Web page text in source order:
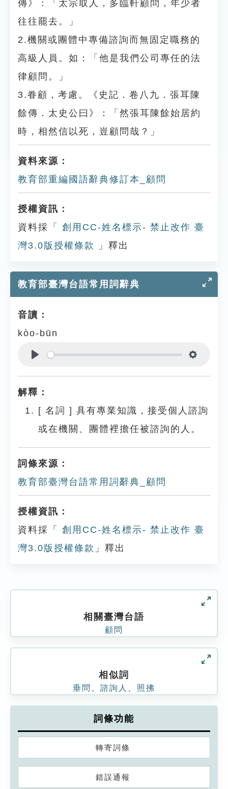
傳》：「太宗取人，多臨軒顧問，年少者
往往罷去。」
2.機關或團體中專備諮詢而無固定職務的
高級人員。如：「他是我們公司專任的法
律顧問。」
3.眷顧，考慮。《史記．卷八九．張耳陳
餘傳．太史公曰》：「然張耳陳餘始居約
時，相然信以死，豈顧問哉？」
資料來源：
教育部重編國語辭典修訂本_顧問
授權資訊：
資料採「
創用CC-姓名標示- 禁止改作 臺
灣3.0版授權條款
」釋出
教育部臺灣台語常用詞辭典
音讀：
kòo-būn
解釋：
[ 名詞 ] 具有專業知識，接受個人諮詢
或在機關、團體裡擔任被諮詢的人。
詞條來源：
教育部臺灣台語常用詞辭典_顧問
授權資訊：
資料採「
創用CC-姓名標示- 禁止改作 臺
灣3.0版授權條款 」釋出
相關臺灣台語
顧問
相似詞
垂問 諮詢人 照拂
詞條功能
轉寄詞條
錯誤通報